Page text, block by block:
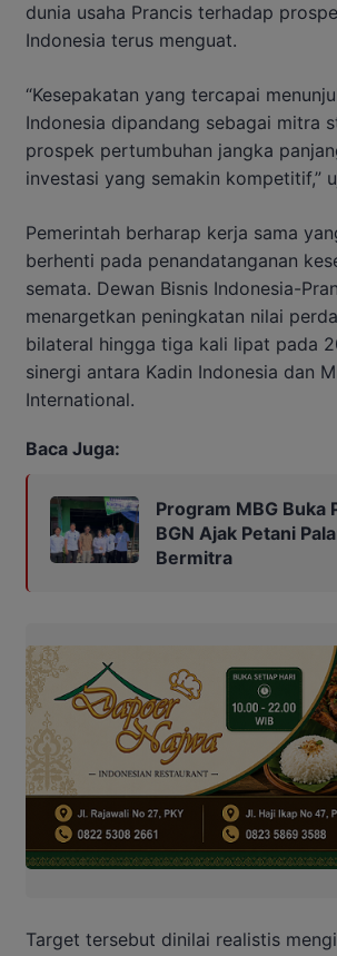
dunia usaha Prancis terhadap
Indonesia terus menguat.
“Kesepakatan yang tercapai
Indonesia dipandang sebagai mitra
prospek pertumbuhan jangka
investasi yang semakin kompetitif,”
Pemerintah berharap kerja sama
berhenti pada penandatanganan
semata. Dewan Bisnis Indonesia-
menargetkan peningkatan nilai
bilateral hingga tiga kali lipat pada
sinergi antara Kadin Indonesia dan
International.
Baca Juga:
Program MBG Buka
BGN Ajak Petani
Bermitra
Target tersebut dinilai realistis